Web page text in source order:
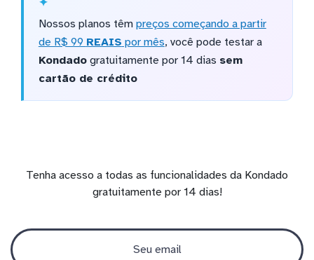
Nossos planos têm preços começando a partir
de R$ 99 REAIS por mês, você pode testar a
Kondadogratuitamente por 14 dias sem
cartão de crédito
Tenha acesso a todas as funcionalidades da Kondado
gratuitamente por 14 dias!